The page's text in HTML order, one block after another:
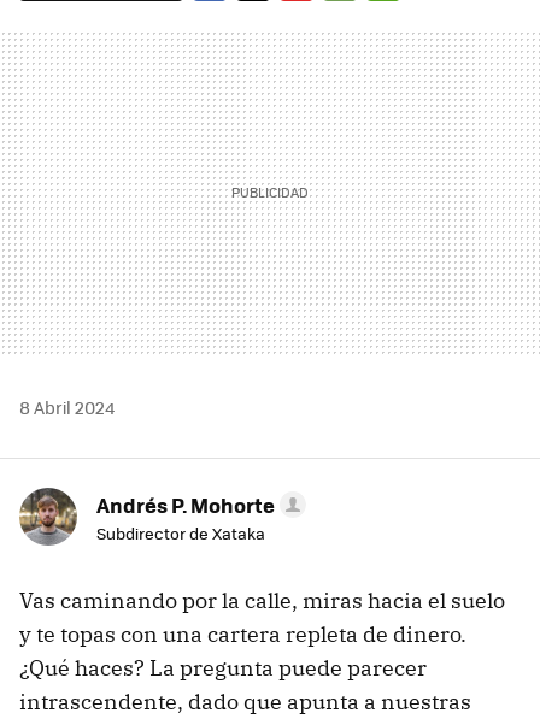
MAIL
8 Abril 2024
Andrés P. Mohorte
Subdirector de Xataka
Vas caminando por la calle, miras hacia el suelo
y te topas con una cartera repleta de dinero.
¿Qué haces? La pregunta puede parecer
intrascendente, dado que apunta a nuestras